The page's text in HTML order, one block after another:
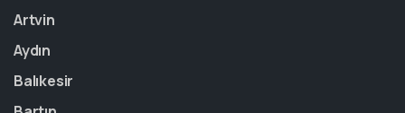
Artvin
Aydın
Balıkesir